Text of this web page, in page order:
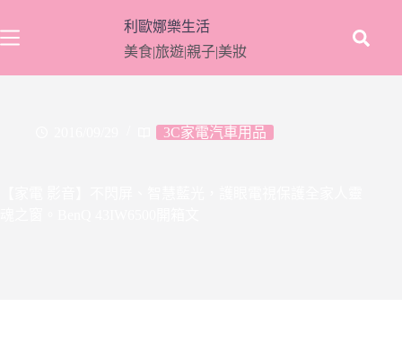
至
要
利歐娜樂生活
美食|旅遊|親子|美妝
3C家電汽車用品